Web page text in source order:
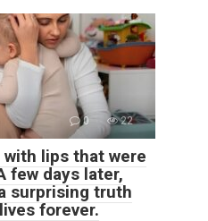
0 22
with lips that were
few days later,
surprising truth
forever.